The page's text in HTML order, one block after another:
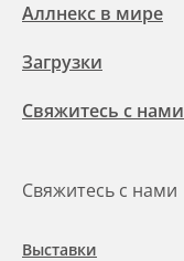
Аллнекс в мире
Загрузки
Свяжитесь с нами
Свяжитесь с нами
Выставки